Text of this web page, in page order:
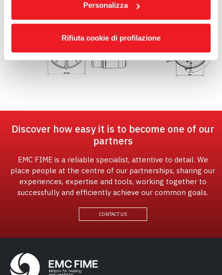
Personalizza
Rifiuta cookie di profilazione
Discover how easy it is to become one of our
partners
EMC FIME is a reliable specialist, attentive to detail. We
place people at the centre of our partnerships, sharing our
experiences, expertise and tools, working together to
successfully and efficiently achieve our common goals.
CONTACT US